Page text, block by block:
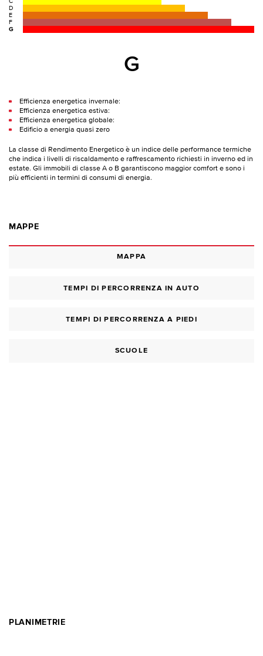
C
D
E
F
G
G
Efficienza energetica invernale:
Efficienza energetica estiva:
Efficienza energetica globale:
Edificio a energia quasi zero
La classe di Rendimento Energetico è un indice delle performance termiche
che indica i livelli di riscaldamento e raffrescamento richiesti in inverno ed in
estate. Gli immobili di classe A o B garantiscono maggior comfort e sono i
più efficienti in termini di consumi di energia.
MAPPE
MAPPA
TEMPI DI PERCORRENZA IN AUTO
TEMPI DI PERCORRENZA A PIEDI
SCUOLE
PLANIMETRIE